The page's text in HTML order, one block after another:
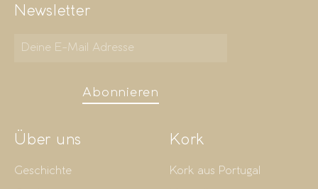
Newsletter
Abonnieren
Über uns
Geschichte
Kork
Kork aus Portugal